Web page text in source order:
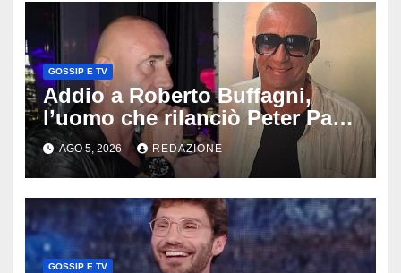
GOSSIP E TV
Addio a Roberto Buffagni,
l’uomo che rilanciò Peter Pan
e Villa delle Rose: aveva 59
anni
AGO 5, 2026 REDAZIONE
GOSSIP E TV